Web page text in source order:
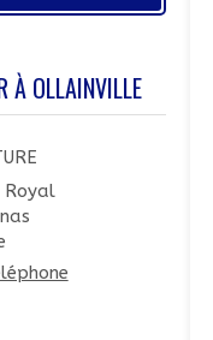
À OLLAINVILLE
Royal